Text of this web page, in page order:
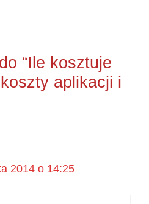
“Ile kosztuje
aplikacji i
2014 o 14:25